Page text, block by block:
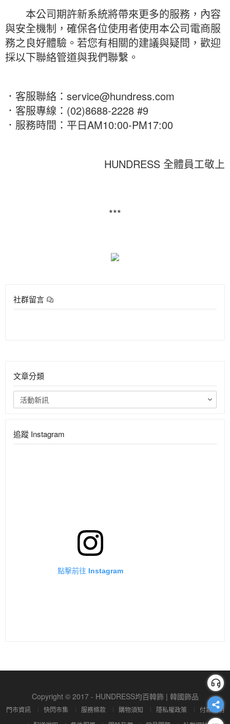
本公司期許新系統將帶來更多的服務，內容
與安全機制，確保各位使用者使用本公司電商服
務之良好體驗。若您有相關的建議與疑問，歡迎
採以下聯絡管道與我們聯繫。
．客服聯絡： service@hundress.com
．客服專線：(02)8688-2228 #9
．服務時間：平日AM10:00-PM17:00
HUNDRESS 全體員工敬上
***
社群留言
文章分類
活動新訊
追蹤 Instagram
點擊前往 Instagram
Copyright © 2017 - HUNDRESS均百韓飾 | 韓國飾品
門市資訊 快閃市集 服務條款 購物須知 隱私權政策
付款說明